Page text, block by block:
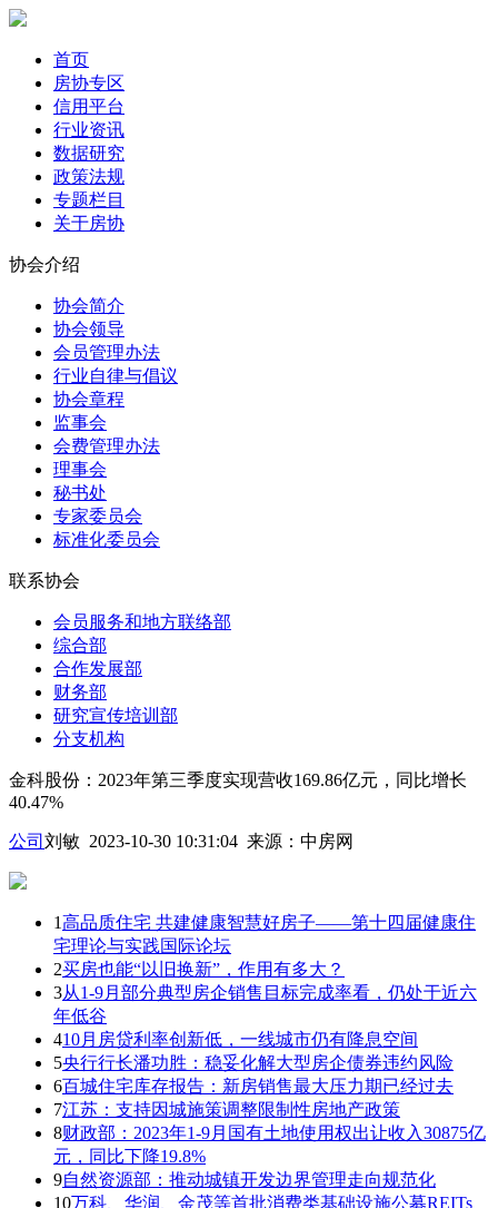
首页
房协专区
信用平台
行业资讯
数据研究
政策法规
专题栏目
关于房协
协会介绍
协会简介
协会领导
会员管理办法
行业自律与倡议
协会章程
监事会
会费管理办法
理事会
秘书处
专家委员会
标准化委员会
联系协会
会员服务和地方联络部
综合部
合作发展部
财务部
研究宣传培训部
分支机构
金科股份：2023年第三季度实现营收169.86亿元，同比增长
40.47%
公司 刘敏 2023-10-30 10:31:04 来源： 中房网
1高品质住宅 共建健康智慧好房子——第十四届健康住
宅理论与实践国际论坛
2买房也能“以旧换新”，作用有多大？
3从1-9月部分典型房企销售目标完成率看，仍处于近六
年低谷
410月房贷利率创新低，一线城市仍有降息空间
5央行行长潘功胜：稳妥化解大型房企债券违约风险
6百城住宅库存报告：新房销售最大压力期已经过去
7江苏：支持因城施策调整限制性房地产政策
8财政部：2023年1-9月国有土地使用权出让收入30875亿
元，同比下降19.8%
9自然资源部：推动城镇开发边界管理走向规范化
10万科、华润、金茂等首批消费类基础设施公募REITs